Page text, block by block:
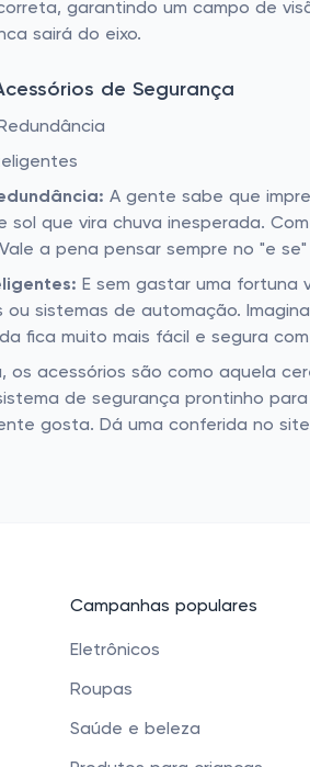
garantindo um campo de
sairá do eixo.
de Segurança
A gente sabe que
sol que vira chuva inesperada.
a pena pensar sempre no "e
E sem gastar uma fortuna
ou sistemas de automação.
fica muito mais fácil e segura
acessórios são como aquela
de segurança prontinho
gosta. Dá uma conferida no
Campanhas populares
Eletrônicos
Roupas
Saúde e beleza